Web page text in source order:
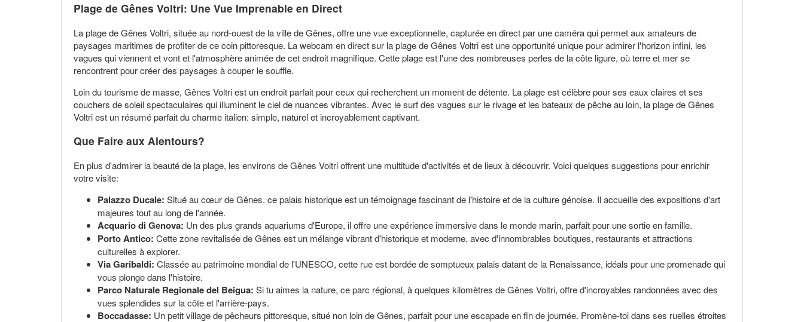
Plage de Gênes Voltri: Une Vue Imprenable en Direct
La plage de Gênes Voltri, située au nord-ouest de la ville de Gênes, offre une vue exceptionnelle, capturée en direct par une caméra qui permet aux amateurs de
paysages maritimes de profiter de ce coin pittoresque. La webcam en direct sur la plage de Gênes Voltri est une opportunité unique pour admirer l'horizon infini, les
vagues qui viennent et vont et l'atmosphère animée de cet endroit magnifique. Cette plage est l'une des nombreuses perles de la côte ligure, où terre et mer se
rencontrent pour créer des paysages à couper le souffle.
Loin du tourisme de masse, Gênes Voltri est un endroit parfait pour ceux qui recherchent un moment de détente. La plage est célèbre pour ses eaux claires et ses
couchers de soleil spectaculaires qui illuminent le ciel de nuances vibrantes. Avec le surf des vagues sur le rivage et les bateaux de pêche au loin, la plage de Gênes
Voltri est un résumé parfait du charme italien: simple, naturel et incroyablement captivant.
Que Faire aux Alentours?
En plus d'admirer la beauté de la plage, les environs de Gênes Voltri offrent une multitude d'activités et de lieux à découvrir. Voici quelques suggestions pour enrichir
votre visite:
Palazzo Ducale: Situé au cœur de Gênes, ce palais historique est un témoignage fascinant de l'histoire et de la culture génoise. Il accueille des expositions d'art
majeures tout au long de l'année.
Acquario di Genova: Un des plus grands aquariums d'Europe, il offre une expérience immersive dans le monde marin, parfait pour une sortie en famille.
Porto Antico: Cette zone revitalisée de Gênes est un mélange vibrant d'historique et moderne, avec d'innombrables boutiques, restaurants et attractions
culturelles à explorer.
Via Garibaldi: Classée au patrimoine mondial de l'UNESCO, cette rue est bordée de somptueux palais datant de la Renaissance, idéals pour une promenade qui
vous plonge dans l'histoire.
Parco Naturale Regionale del Beigua: Si tu aimes la nature, ce parc régional, à quelques kilomètres de Gênes Voltri, offre d'incroyables randonnées avec des
vues splendides sur la côte et l'arrière-pays.
Boccadasse: Un petit village de pêcheurs pittoresque, situé non loin de Gênes, parfait pour une escapade en fin de journée. Promène-toi dans ses ruelles étroites